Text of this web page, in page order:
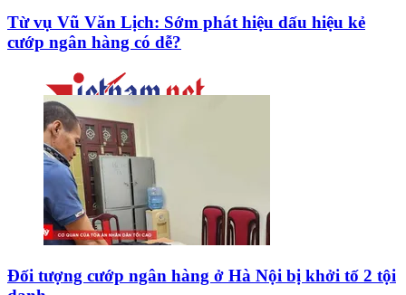
Từ vụ Vũ Văn Lịch: Sớm phát hiệu dấu hiệu kẻ
cướp ngân hàng có dễ?
Đối tượng cướp ngân hàng ở Hà Nội bị khởi tố 2 tội